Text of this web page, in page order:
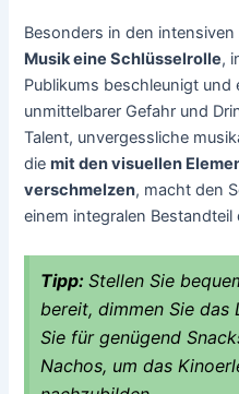
Besonders in den intensiven
Musik eine Schlüsselrolle,
Publikums beschleunigt
unmittelbarer Gefahr und
Talent, unvergessliche
diemit den visuellen
verschmelzen, macht den
einem integralen
Tipp:Stellen Sie
bereit, dimmen Sie
Sie für genügend
Nachos, um das